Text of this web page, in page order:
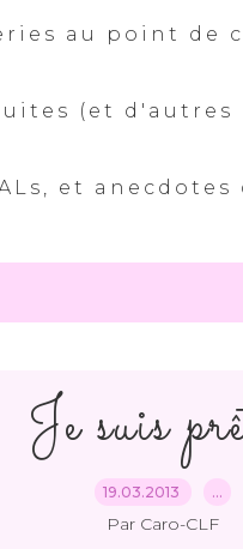
au point de
(et d'autres
et anecdotes
Je suis
19.03.2013 …
Par Caro-CLF